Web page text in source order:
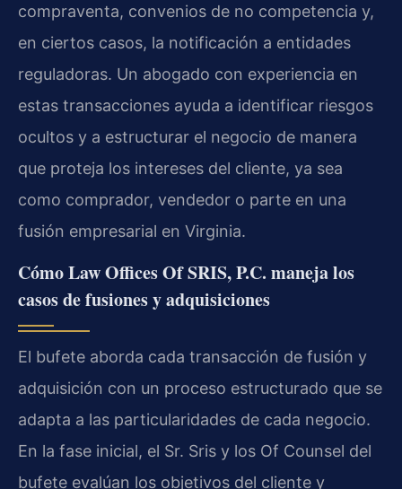
compraventa, convenios de no competencia y,
en ciertos casos, la notificación a entidades
reguladoras. Un abogado con experiencia en
estas transacciones ayuda a identificar riesgos
ocultos y a estructurar el negocio de manera
que proteja los intereses del cliente, ya sea
como comprador, vendedor o parte en una
fusión empresarial en Virginia.
Cómo Law Offices Of SRIS, P.C. maneja los
casos de fusiones y adquisiciones
El bufete aborda cada transacción de fusión y
adquisición con un proceso estructurado que se
adapta a las particularidades de cada negocio.
En la fase inicial, el Sr. Sris y los Of Counsel del
bufete evalúan los objetivos del cliente y